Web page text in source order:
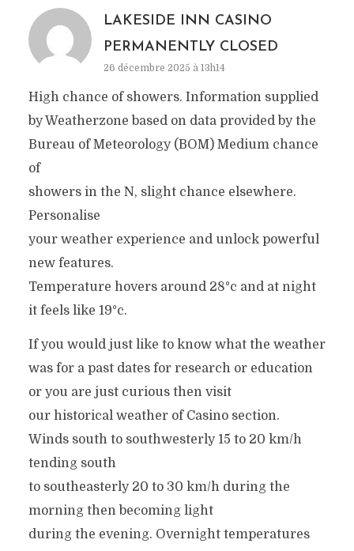
LAKESIDE INN CASINO
PERMANENTLY CLOSED
26 décembre 2025 à 13h14
High chance of showers. Information supplied
by Weatherzone based on data provided by the
Bureau of Meteorology (BOM) Medium chance
of
showers in the N, slight chance elsewhere.
Personalise
your weather experience and unlock powerful
new features.
Temperature hovers around 28°c and at night
it feels like 19°c.
If you would just like to know what the weather
was for a past dates for research or education
or you are just curious then visit
our historical weather of Casino section.
Winds south to southwesterly 15 to 20 km/h
tending south
to southeasterly 20 to 30 km/h during the
morning then becoming light
during the evening. Overnight temperatures